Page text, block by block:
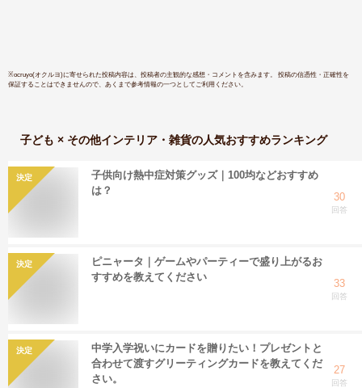
※ocruyo(オクルヨ)に寄せられた投稿内容は、投稿者の主観的な感想・コメントを含みます。 投稿の信憑性・正確性を
保証することはできませんので、あくまで参考情報の一つとしてご利用ください。
子ども × その他インテリア・雑貨の人気おすすめランキング
決定
子供向け熱中症対策グッズ｜100均などおすすめ
は？
30
回答
決定
ピニャータ｜ゲームやパーティーで盛り上がるお
すすめを教えてください
33
回答
決定
中学入学祝いにカードを贈りたい！プレゼントと
合わせて渡すグリーティングカードを教えてくだ
さい。
27
回答